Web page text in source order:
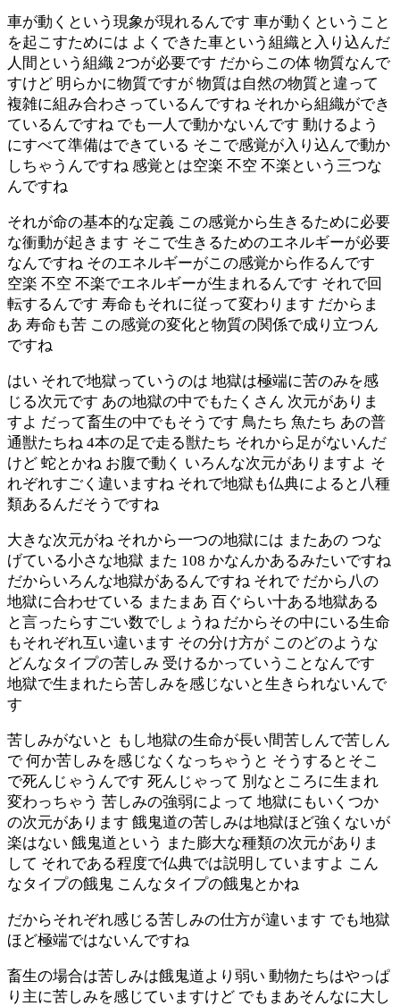
車が動くという現象が現れるんです 車が動くということ
を起こすためには よくできた車という組織と入り込んだ
人間という組織 2つが必要です だからこの体 物質なんで
すけど 明らかに物質ですが 物質は自然の物質と違って
複雑に組み合わさっているんですね それから組織ができ
ているんですね でも一人で動かないんです 動けるよう
にすべて準備はできている そこで感覚が入り込んで動か
しちゃうんですね 感覚とは空楽 不空 不楽という三つな
んですね
それが命の基本的な定義 この感覚から生きるために必要
な衝動が起きます そこで生きるためのエネルギーが必要
なんですね そのエネルギーがこの感覚から作るんです
空楽 不空 不楽でエネルギーが生まれるんです それで回
転するんです 寿命もそれに従って変わります だからま
あ 寿命も苦 この感覚の変化と物質の関係で成り立つん
ですね
はい それで地獄っていうのは 地獄は極端に苦のみを感
じる次元です あの地獄の中でもたくさん 次元がありま
すよ だって畜生の中でもそうです 鳥たち 魚たち あの普
通獣たちね 4本の足で走る獣たち それから足がないんだ
けど 蛇とかね お腹で動く いろんな次元がありますよ そ
れぞれすごく違いますね それで地獄も仏典によると八種
類あるんだそうですね
大きな次元がね それから一つの地獄には またあの つな
げている小さな地獄 また 108 かなんかあるみたいですね
だからいろんな地獄があるんですね それで だから八の
地獄に合わせている またまあ 百ぐらい十ある地獄ある
と言ったらすごい数でしょうね だからその中にいる生命
もそれぞれ互い違います その分け方が このどのような
どんなタイプの苦しみ 受けるかっていうことなんです
地獄で生まれたら苦しみを感じないと生きられないんで
す
苦しみがないと もし地獄の生命が長い間苦しんで苦しん
で 何か苦しみを感じなくなっちゃうと そうするとそこ
で死んじゃうんです 死んじゃって 別なところに生まれ
変わっちゃう 苦しみの強弱によって 地獄にもいくつか
の次元があります 餓鬼道の苦しみは地獄ほど強くないが
楽はない 餓鬼道という また膨大な種類の次元がありま
して それである程度で仏典では説明していますよ こん
なタイプの餓鬼 こんなタイプの餓鬼とかね
だからそれぞれ感じる苦しみの仕方が違います でも地獄
ほど極端ではないんですね
畜生の場合は苦しみは餓鬼道より弱い 動物たちはやっぱ
り主に苦しみを感じていますけど でもまあそんなに大し